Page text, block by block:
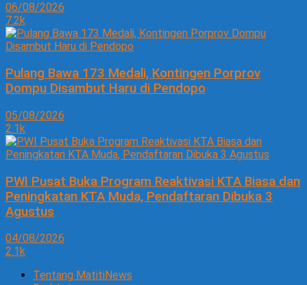
06/08/2026
7.2k
Pulang Bawa 173 Medali, Kontingen Porprov
Dompu Disambut Haru di Pendopo
05/08/2026
2.1k
PWI Pusat Buka Program Reaktivasi KTA Biasa dan
Peningkatan KTA Muda, Pendaftaran Dibuka 3
Agustus
04/08/2026
2.1k
Tentang MatitiNews